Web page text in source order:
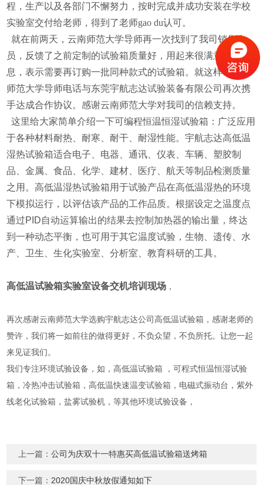
程，生产以及各部门不懈努力，按时完成并成功安装在学校
实验室交付给老师，得到了老师gao du认可。
就在前两天，云南师范大学导师再一次找到了我司销售人
员 ，反馈了之前定制的试验箱质量好，用起来很满意等信
息，表示需要再订购一批同种款式的试验箱。就这样，云南
师范大学导师电话与东莞宇航志达试验装备有限公司再次携
手达成合作协议。感谢云南师范大学对我司 的信赖支持。
这里给大家简单介绍一下可编程恒温恒湿试验箱 ：广泛应用
于各种材料耐热、耐寒、耐干、耐湿性能。宇航志达高低温
湿热试验箱适合电子、电器、通讯、仪表、车辆、塑胶制
品、金属、食品、化学、建材、医疗、航天等制品检测质量
之用。高低温湿热试验箱用于试验产品在高低温湿热的环境
下模拟运行，以评估该产品的工作品质。根据设定之温度点
通过PID自动运算输出的结果去控制加热器的输出量，终达
到一种动态平衡 ，也可用于其它温度试验，生物、遗传、水
产、卫生、生化实验室、分析室、教育科研的工具。
高低温试验箱实验室设备交机培训现场 ，
再次感谢云南师范大学选购宇航志达公司高低温试验箱，感谢老师的
赞许，我们将一如前往的做得更好，不负众望，不负所托。让您一起
来见证我们。
我们专注环境试验设备，如，高低温试验箱 ，可程式恒温恒湿试验
箱，冷热冲击试验箱，高低温快速温变试验箱，电磁式振动台，紫外
线老化试验箱，盐雾试验机，等其他环境试验设备，
上一篇：公司为庆双十一特惠买高低温试验箱送烤箱
下一篇： 2020国庆中秋放假通知如下